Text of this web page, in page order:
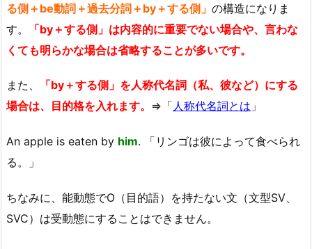
る側＋be動詞＋過去分詞＋by＋する側」 の構造になりま
す。
「by＋する側」は内容的に重要でない場合や、言わな
くても明らかな場合は省略することが多いです。
また、
「by＋する側」を人称代名詞（私、彼など）にする
場合は、目的格を入れます。 ⇒「人称代名詞とは 」
An apple is eaten by him. 「リンゴは彼によって食べられ
る。」
ちなみに、能動態でO（目的語）を持たない文（文型SV、
SVC）は受動態にすることはできません。